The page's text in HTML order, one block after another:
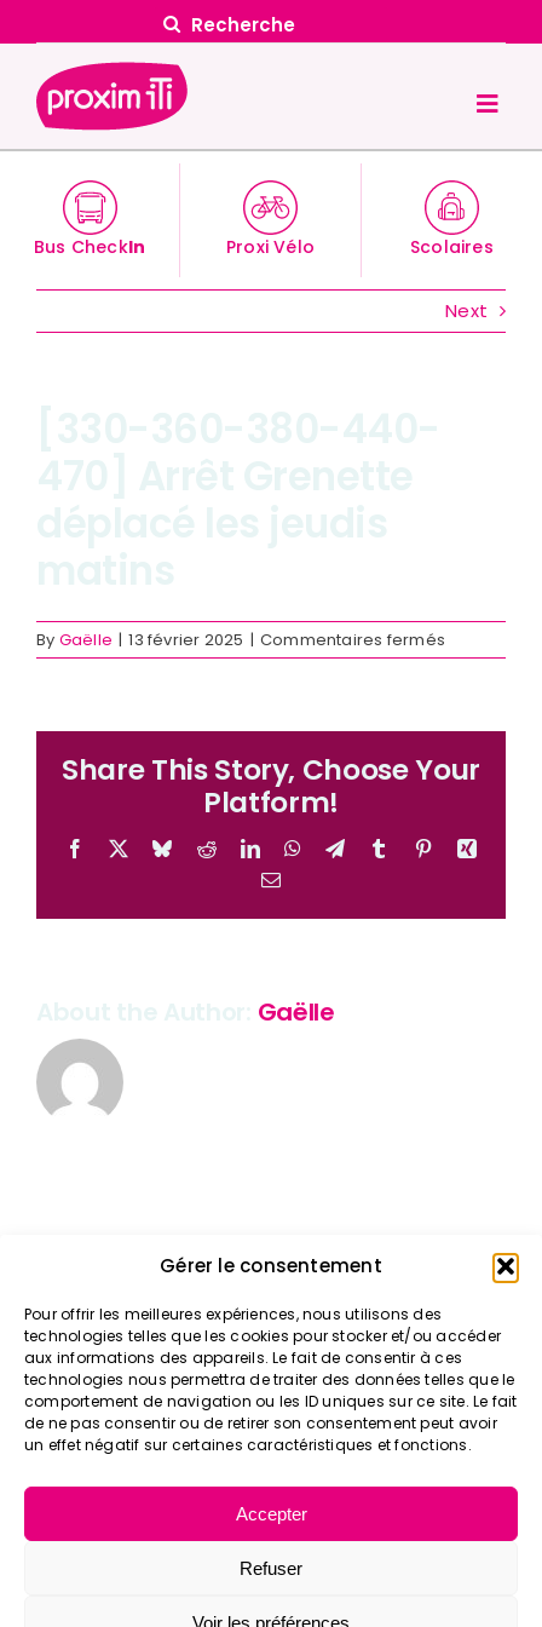
Gérer le consentement
Pour offrir les meilleures expériences, nous utilisons des
technologies telles que les cookies pour stocker et/ou accéder
aux informations des appareils. Le fait de consentir à ces
technologies nous permettra de traiter des données telles que le
comportement de navigation ou les ID uniques sur ce site. Le fait
de ne pas consentir ou de retirer son consentement peut avoir
un effet négatif sur certaines caractéristiques et fonctions.
Accepter
Refuser
Voir les préférences
to
content
Search
for:
Accueil
Vos déplacements
Tarifs & Abonnements
Bus CheckIn Proxi Vélo Scolaires
Next
By Gaëlle | 13 février 2025 | Commentaires fermés
[330-
440-
Arrêt
les
Share This Story, Choose Your
Platform!
Facebook BlueskyRedditLinkedInWhatsApp
TelegramTumblrPinterestXing
Email
Gaëlle
>Vos déplacements
> Tarifs & Abonnements
> Nos actualités
> Nos solutions
> Notre organisation
> Nos agences